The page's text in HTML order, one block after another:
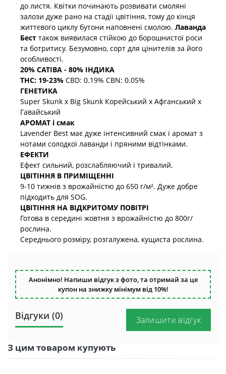
до листя. Квітки починають розвивати смоляні
залози дуже рано на стадії цвітіння, тому до кінця
життєвого циклу бутони наповнені смолою. Лаванда
Бест також виявилася стійкою до борошнистої роси
та ботритису. Безумовно, сорт для цінителів за його
особливості.
20% САТІВА - 80% ІНДИКА
THC: 19-23% CBD: 0.19% CBN: 0.05%
ГЕНЕТИКА
Super Skunk x Big Skunk Корейський x Афганський x
Гавайський
АРОМАТ і смак
Lavender Best має дуже інтенсивний смак і аромат з
нотами солодкої лаванди і пряними відтінками.
ЕФЕКТИ
Ефект сильний, розслабляючий і тривалий.
ЦВІТІННЯ В ПРИМІЩЕННІ
9-10 тижнів з врожайністю до 650 г/м². Дуже добре
підходить для SOG.
ЦВІТІННЯ НА ВІДКРИТОМУ ПОВІТРІ
Готова в середині жовтня з врожайністю до 800г/
рослина.
Середнього розміру, розгалужена, кущиста рослина.
Анонімно! Напиши відгук з фото, та отримай за це
купон на знижку мінімум від 10%!
Відгуки (0) Залишити відгук
З цим товаром купують